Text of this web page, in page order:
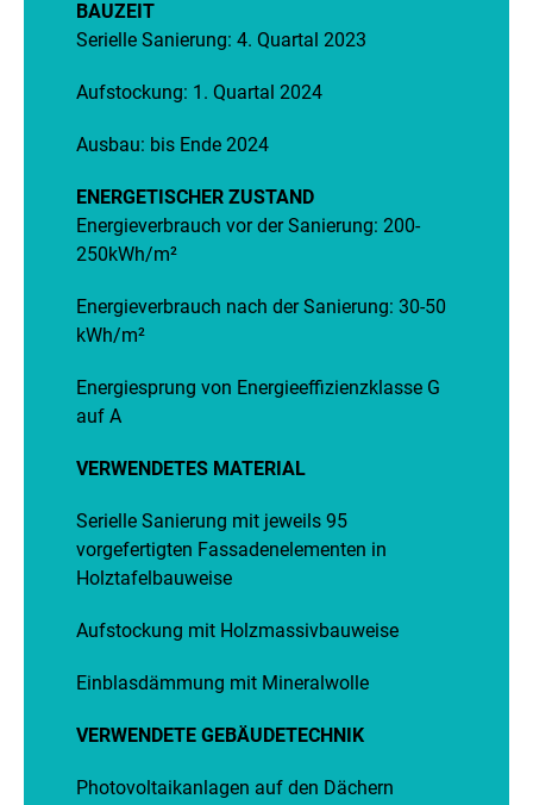
BAUZEIT
Serielle Sanierung: 4. Quartal 2023
Aufstockung: 1. Quartal 2024
Ausbau: bis Ende 2024
ENERGETISCHER ZUSTAND
Energieverbrauch vor der Sanierung: 200-
250kWh/m²
Energieverbrauch nach der Sanierung: 30-50
kWh/m²
Energiesprung von Energieeffizienzklasse G
auf A
VERWENDETES MATERIAL
Serielle Sanierung mit jeweils 95
vorgefertigten Fassadenelementen in
Holztafelbauweise
Aufstockung mit Holzmassivbauweise
Einblasdämmung mit Mineralwolle
VERWENDETE GEBÄUDETECHNIK
Photovoltaikanlagen auf den Dächern